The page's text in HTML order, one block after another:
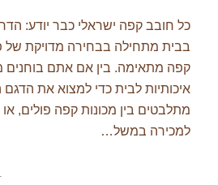
כל חובב קפה ישראלי כבר יודע:
בבית מתחילה בבחירה מדויקת של
קפה מתאימה. בין אם אתם בוחנים
איכותיות לבית כדי למצוא את הדגם
מתלבטים בין מכונות קפה פולים, או
למכירה במשל…